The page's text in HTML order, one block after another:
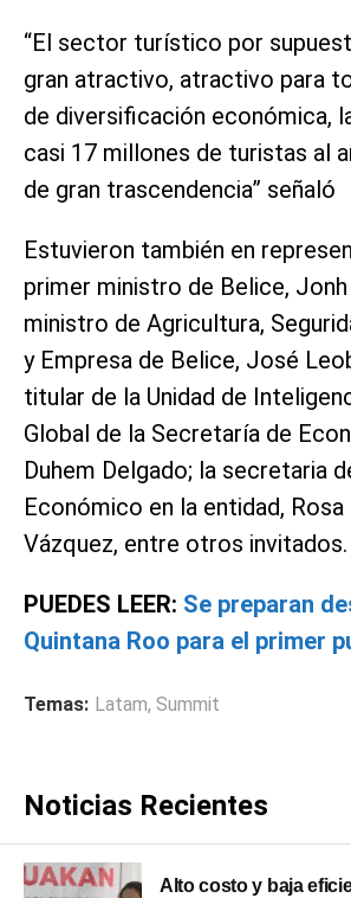
“El sector turístico por
gran atractivo, atractivo para
de diversificación económica,
casi 17 millones de turistas al
de gran trascendencia” señaló
Estuvieron también en
primer ministro de Belice, Jonh
ministro de Agricultura,
y Empresa de Belice, José
titular de la Unidad de
Global de la Secretaría de
Duhem Delgado; la secretaria
Económico en la entidad, Rosa
Vázquez, entre otros invitados.
PUEDES LEER: Se preparan
Quintana Roo para el primer
Temas: Latam, Summit
Noticias Recientes
Alto costo y baja